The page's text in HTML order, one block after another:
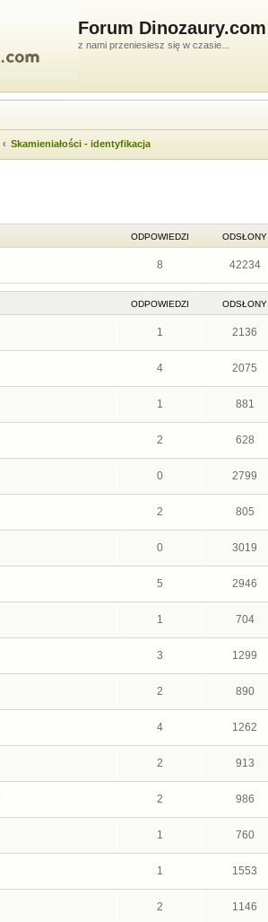
Forum Dinozaury.com
z nami przeniesiesz się w czasie...
Skamieniałości - identyfikacja
ODPOWIEDZI ODSŁONY
8 42234
ODPOWIEDZI ODSŁONY
1 2136
4 2075
1 881
2 628
0 2799
2 805
0 3019
5 2946
1 704
3 1299
2 890
4 1262
2 913
2 986
1 760
1 1553
2 1146